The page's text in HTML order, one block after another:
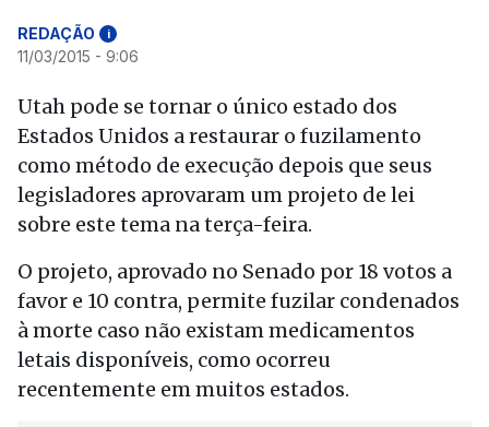
REDAÇÃO i
11/03/2015 - 9:06
Utah pode se tornar o único estado dos
Estados Unidos a restaurar o fuzilamento
como método de execução depois que seus
legisladores aprovaram um projeto de lei
sobre este tema na terça-feira.
O projeto, aprovado no Senado por 18 votos a
favor e 10 contra, permite fuzilar condenados
à morte caso não existam medicamentos
letais disponíveis, como ocorreu
recentemente em muitos estados.